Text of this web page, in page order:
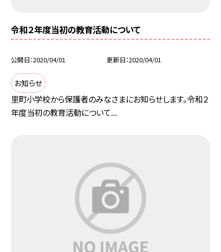
令和２年度当初の教育活動について
公開日 2020/04/01 更新日 2020/04/01
お知らせ
里町小学校から保護者のみなさまにお知らせします。令和２
年度当初の教育活動について...